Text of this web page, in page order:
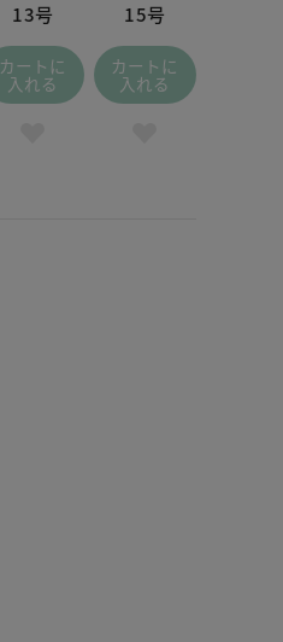
13号
カートに
入れる
15号
カートに
入れる